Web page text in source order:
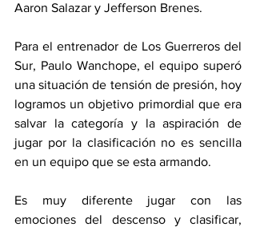
Aaron Salazar y Jefferson Brenes.
Para el entrenador de Los Guerreros del
Sur, Paulo Wanchope, el equipo superó
una situación de tensión de presión, hoy
logramos un objetivo primordial que era
salvar la categoría y la aspiración de
jugar por la clasificación no es sencilla
en un equipo que se esta armando.
Es muy diferente jugar con las
emociones del descenso y clasificar,